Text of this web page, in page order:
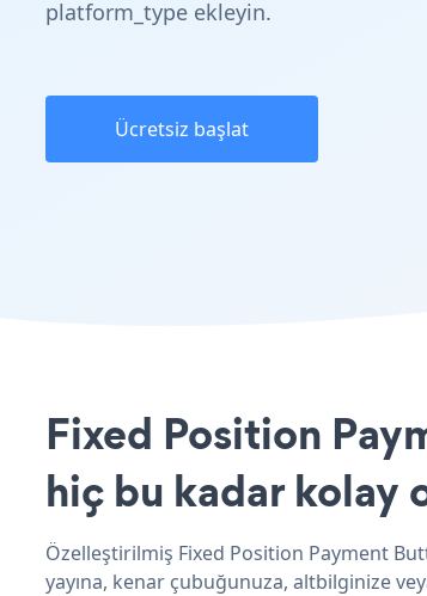
platform_type ekleyin.
Ücretsiz başlat
Fixed Position
hiç bu kadar kolay
Özelleştirilmiş Fixed Position Payment
yayına, kenar çubuğunuza, altbilginize